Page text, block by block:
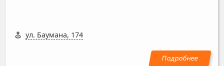
ул. Баумана, 174